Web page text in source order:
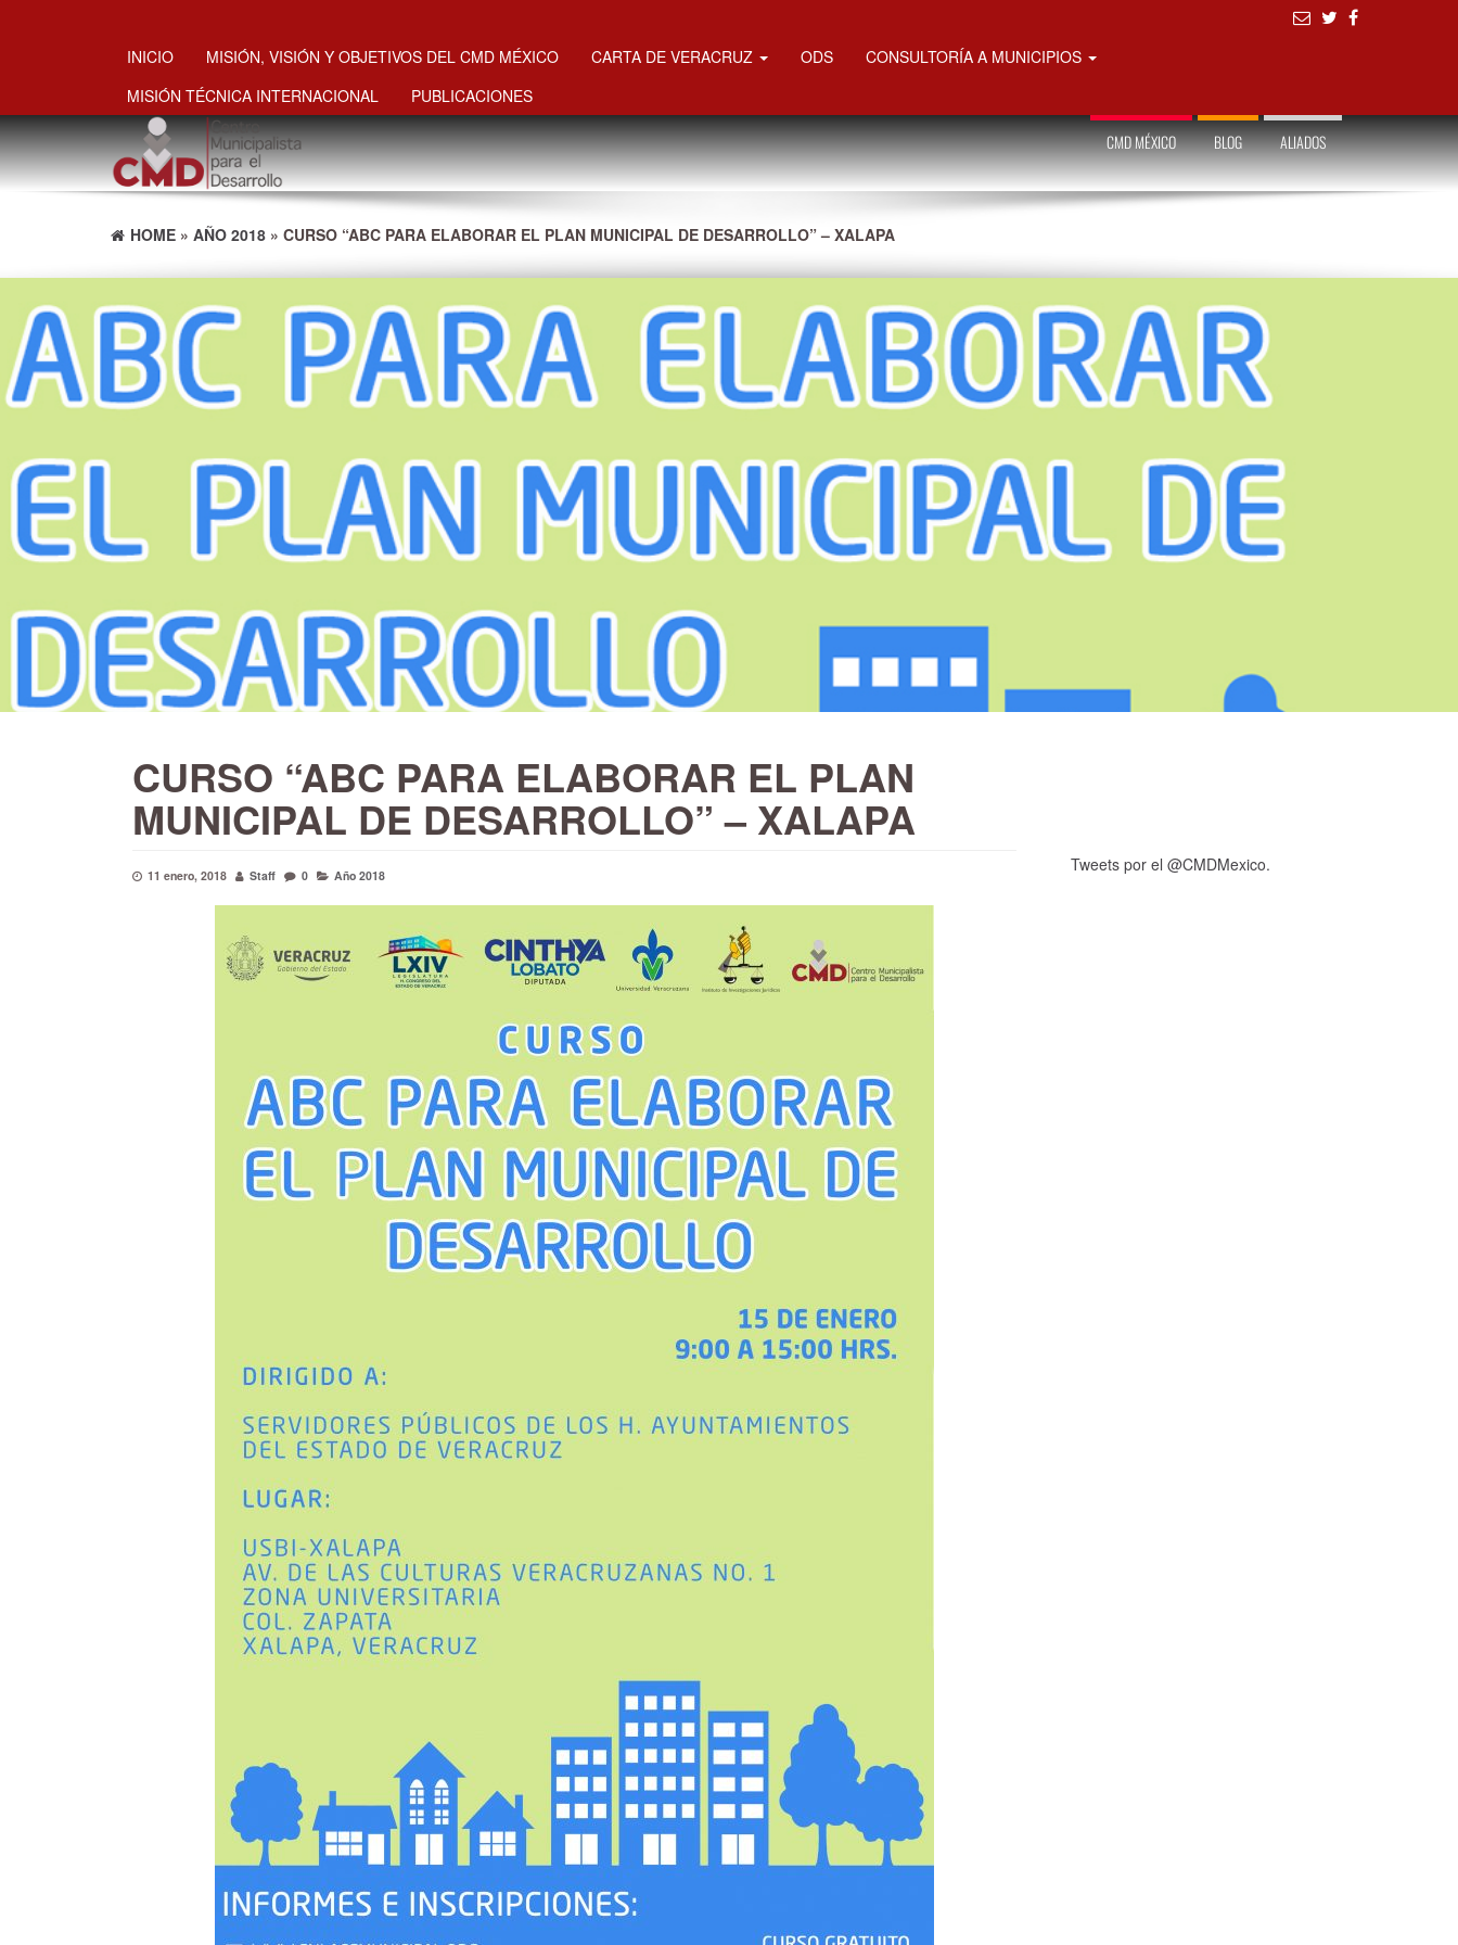
INICIO MISIÓN, VISIÓN Y OBJETIVOS DEL CMD MÉXICO CARTA DE VERACRUZ ODS
CONSULTORÍA A MUNICIPIOS
MISIÓN TÉCNICA INTERNACIONAL
PUBLICACIONES
CMD MÉXICO BLOG ALIADOS
HOME » AÑO 2018 » CURSO “ABC PARA ELABORAR EL PLAN MUNICIPAL DE DESARROLLO” – XALAPA
CURSO “ABC PARA ELABORAR EL PLAN
MUNICIPAL DE DESARROLLO” – XALAPA
11 enero, 2018 Staff 0 Año 2018
Tweets por el @CMDMexico.